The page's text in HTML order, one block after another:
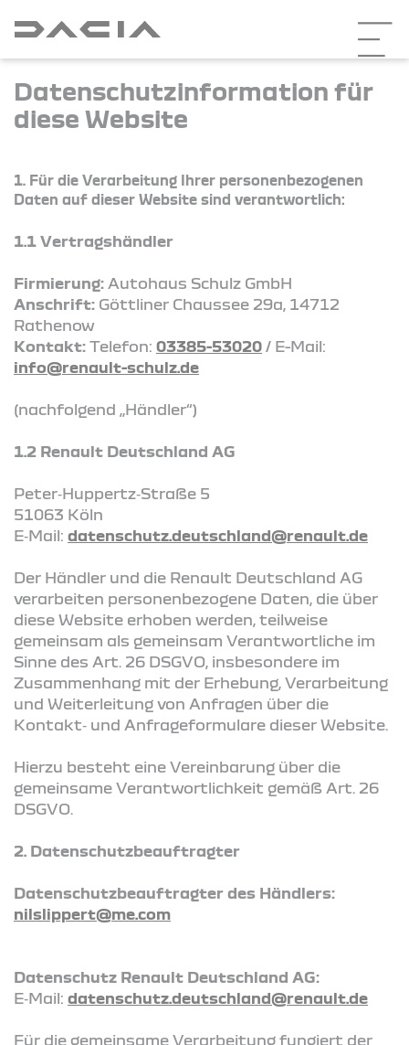
Datenschutzinformation für
diese Website
1. Für die Verarbeitung Ihrer personenbezogenen
Daten auf dieser Website sind verantwortlich:
1.1 Vertragshändler
Firmierung: Autohaus Schulz GmbH
Anschrift: Göttliner Chaussee 29a, 14712
Rathenow
Kontakt: Telefon: 03385-53020 / E-Mail:
info@renault-schulz.de
(nachfolgend „Händler“)
1.2 Renault Deutschland AG
Peter‑Huppertz‑Straße 5
51063 Köln
E‑Mail: datenschutz.deutschland@renault.de
Der Händler und die Renault Deutschland AG
verarbeiten personenbezogene Daten, die über
diese Website erhoben werden, teilweise
gemeinsam als gemeinsam Verantwortliche im
Sinne des Art. 26 DSGVO, insbesondere im
Zusammenhang mit der Erhebung, Verarbeitung
und Weiterleitung von Anfragen über die
Kontakt‑ und Anfrageformulare dieser Website.
Hierzu besteht eine Vereinbarung über die
gemeinsame Verantwortlichkeit gemäß Art. 26
DSGVO.
2. Datenschutzbeauftragter
Datenschutzbeauftragter des Händlers:
nilslippert@me.com
Datenschutz Renault Deutschland AG:
E‑Mail: datenschutz.deutschland@renault.de
Für die gemeinsame Verarbeitung fungiert der